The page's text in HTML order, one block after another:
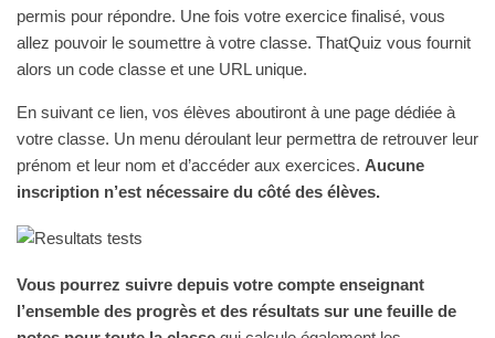
permis pour répondre. Une fois votre exercice finalisé, vous
allez pouvoir le soumettre à votre classe. ThatQuiz vous fournit
alors un code classe et une URL unique.
En suivant ce lien, vos élèves aboutiront à une page dédiée à
votre classe. Un menu déroulant leur permettra de retrouver leur
prénom et leur nom et d’accéder aux exercices. Aucune
inscription n’est nécessaire du côté des élèves.
Vous pourrez suivre depuis votre compte enseignant
l’ensemble des progrès et des résultats sur une feuille de